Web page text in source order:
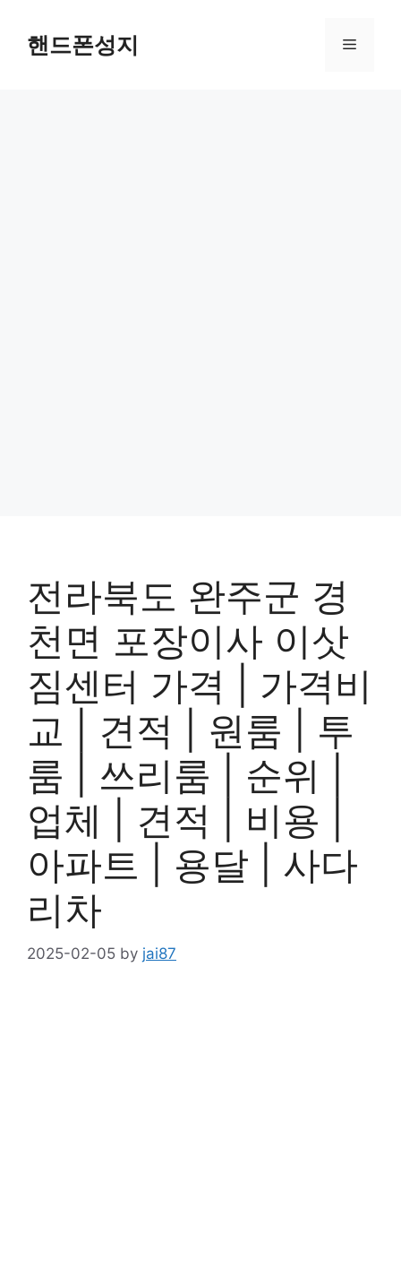
content핸드폰성지 Menu
전라북도 완주군 경
천면 포장이사 이삿
짐센터 가격 | 가격비
교 | 견적 | 원룸 | 투
룸 | 쓰리룸 | 순위 |
업체 | 견적 | 비용 |
아파트 | 용달 | 사다
리차
2025-02-05 by jai87